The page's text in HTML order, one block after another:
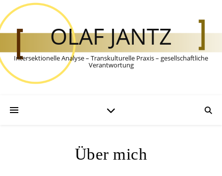
OLAF JANTZ
Intersektionelle Analyse – Transkulturelle Praxis – gesellschaftliche
Verantwortung
Über mich